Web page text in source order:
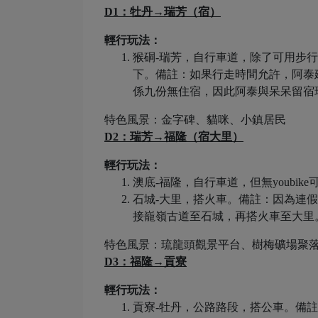
D1：牡丹→瑞芳（宿）
輕行玩法：
猴硐-瑞芳，自行車道，除了可用步
下。備註：如果行走時間允許，阿
係九份無住宿，因此阿泰與呆呆留宿
特色風景：金字碑、貓咪、小鎮居民
D2：瑞芳→福隆（宿大里）
輕行玩法：
澳底-福隆，自行車道，但無youbike
石城-大里，搭火車。備註：因為連
接巃嶺古道至石城，再搭火車至大里
特色風景：琉龍頭觀景平台、樹梅礦場聚
D3：福隆→貢寮
輕行玩法：
貢寮-牡丹，公路路段，搭公車。備